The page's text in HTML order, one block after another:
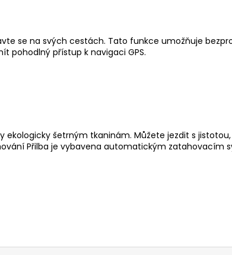
se na svých cestách. Tato funkce umožňuje
pohodlný přístup k navigaci GPS.
ekologicky šetrným tkaninám. Můžete jezdit s
Přilba je vybavena automatickým zatahovacím